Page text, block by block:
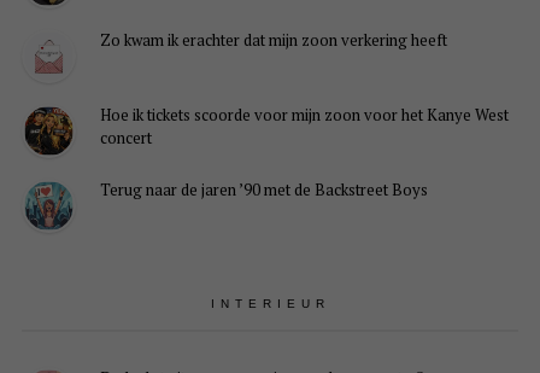
Zo kwam ik erachter dat mijn zoon verkering heeft
Hoe ik tickets scoorde voor mijn zoon voor het Kanye West
concert
Terug naar de jaren ’90 met de Backstreet Boys
INTERIEUR